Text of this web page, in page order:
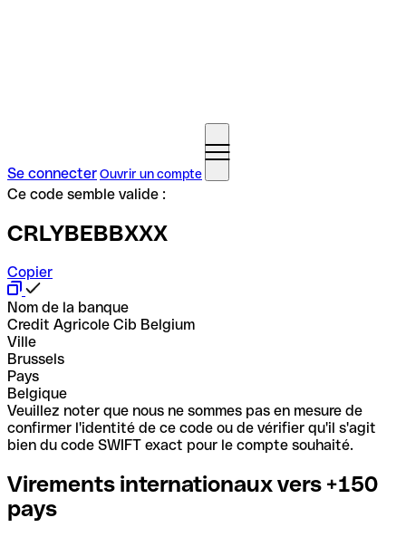
Se connecterOuvrir un compte
Ce code semble valide :
CRLYBEBBXXX
Copier
Nom de la banque
Credit Agricole Cib Belgium
Ville
Brussels
Pays
Belgique
Veuillez noter que nous ne sommes pas en mesure de
confirmer l'identité de ce code ou de vérifier qu'il s'agit
bien du code SWIFT exact pour le compte souhaité.
Virements internationaux vers +150
pays